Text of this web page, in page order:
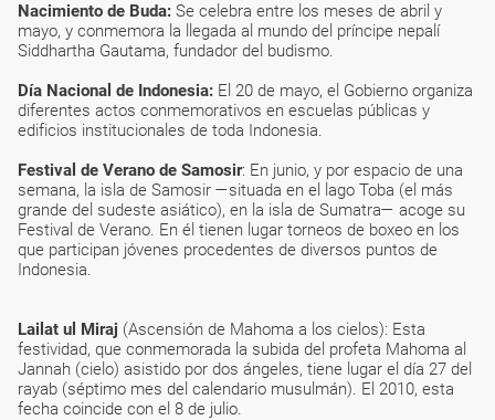
Nacimiento de Buda: Se celebra entre los meses de abril y
mayo, y conmemora la llegada al mundo del príncipe nepalí
Siddhartha Gautama, fundador del budismo.
Día Nacional de Indonesia: El 20 de mayo, el Gobierno organiza
diferentes actos conmemorativos en escuelas públicas y
edificios institucionales de toda Indonesia.
Festival de Verano de Samosir: En junio, y por espacio de una
semana, la isla de Samosir —situada en el lago Toba (el más
grande del sudeste asiático), en la isla de Sumatra— acoge su
Festival de Verano. En él tienen lugar torneos de boxeo en los
que participan jóvenes procedentes de diversos puntos de
Indonesia.
Lailat ul Miraj (Ascensión de Mahoma a los cielos): Esta
festividad, que conmemorada la subida del profeta Mahoma al
Jannah (cielo) asistido por dos ángeles, tiene lugar el día 27 del
rayab (séptimo mes del calendario musulmán). El 2010, esta
fecha coincide con el 8 de julio.